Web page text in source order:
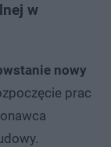
w
nowy
prac